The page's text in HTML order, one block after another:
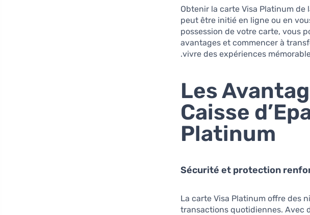
Obtenir la carte Visa Platinum de
peut être initié en ligne ou en
possession de votre carte, vous
avantages et commencer à
vivre des expériences
Les
Caisse
Platinum
La carte Visa Platinum offre des
transactions quotidiennes. Avec